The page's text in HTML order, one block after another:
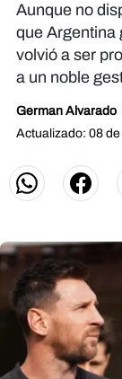
Aunque no
que Argentina
volvió a ser
a un noble
German Alvarado
Actualizado: 08